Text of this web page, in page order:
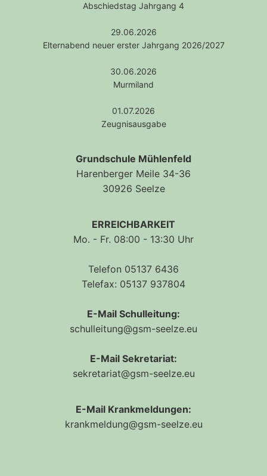
Abschiedstag Jahrgang 4
29.06.2026
Elternabend neuer erster Jahrgang 2026/2027
30.06.2026
Murmiland
01.07.2026
Zeugnisausgabe
Grundschule Mühlenfeld
Harenberger Meile 34-36
30926 Seelze
ERREICHBARKEIT
Mo. - Fr. 08:00 - 13:30 Uhr
Telefon 05137 6436
Telefax: 05137 937804
E-Mail Schulleitung:
schulleitung@gsm-seelze.eu
E-Mail Sekretariat:
sekretariat@gsm-seelze.eu
E-Mail Krankmeldungen:
krankmeldung@gsm-seelze.eu